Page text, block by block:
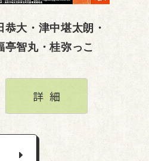
恭大・津中堪太朗・
亭智丸・桂弥っこ
詳細